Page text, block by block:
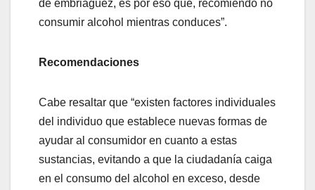
de embriaguez, es por eso que, recomiendo no
consumir alcohol mientras conduces”.
Recomendaciones
Cabe resaltar que “existen factores individuales
del individuo que establece nuevas formas de
ayudar al consumidor en cuanto a estas
sustancias, evitando a que la ciudadanía caiga
en el consumo del alcohol en exceso, desde